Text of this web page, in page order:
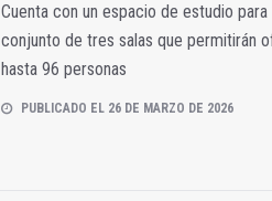
Cuenta con un espacio de estudio
conjunto de tres salas que permitirán
hasta 96 personas
PUBLICADO EL 26 DE MARZO DE 2026